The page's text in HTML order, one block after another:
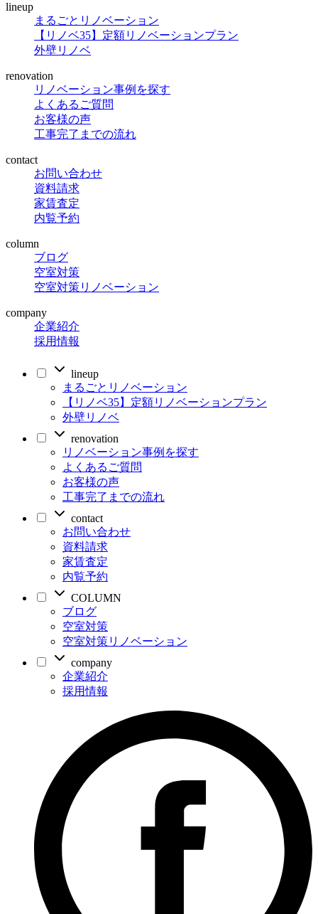
lineup
まるごとリノベーション
【リノベ35】定額リノベーションプラン
外壁リノベ
renovation
リノベーション事例を探す
よくあるご質問
お客様の声
工事完了までの流れ
contact
お問い合わせ
資料請求
家賃査定
内覧予約
column
ブログ
空室対策
空室対策リノベーション
company
企業紹介
採用情報
lineup
まるごとリノベーション
【リノベ35】定額リノベーションプラン
外壁リノベ
renovation
リノベーション事例を探す
よくあるご質問
お客様の声
工事完了までの流れ
contact
お問い合わせ
資料請求
家賃査定
内覧予約
COLUMN
ブログ
空室対策
空室対策リノベーション
company
企業紹介
採用情報